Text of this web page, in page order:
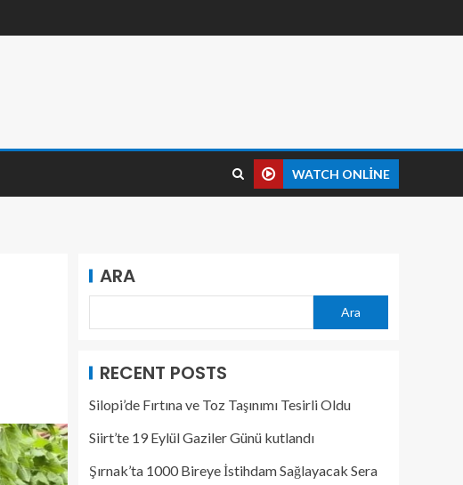
WATCH ONLINE
ARA
Ara
RECENT POSTS
Silopi’de Fırtına ve Toz Taşınımı Tesirli Oldu
Siirt’te 19 Eylül Gaziler Günü kutlandı
Şırnak’ta 1000 Bireye İstihdam Sağlayacak Sera